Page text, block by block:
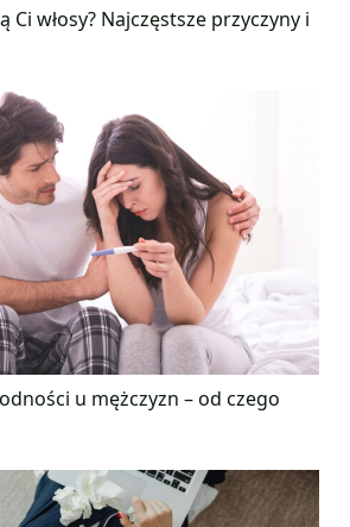
Ci włosy? Najczęstsze przyczyny i
u mężczyzn – od czego